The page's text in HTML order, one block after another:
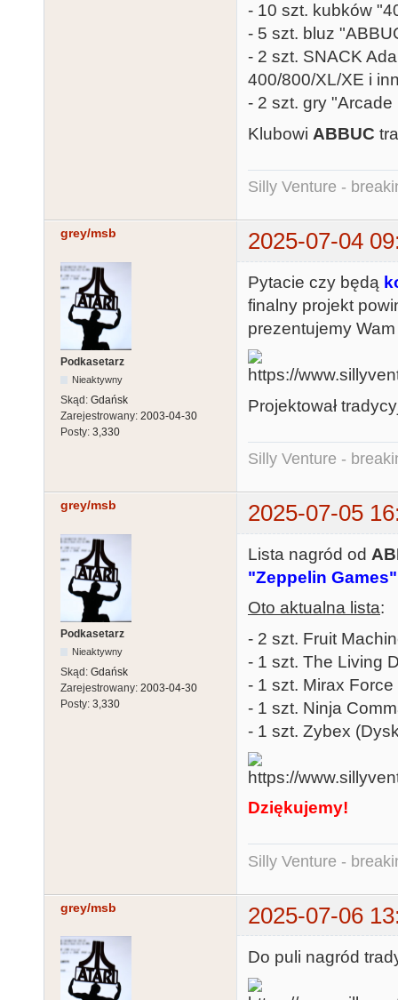
- 10 szt. kubków
- 5 szt. bluz
- 2 szt. SNACK
400/800/XL/XE i
- 2 szt. gry
Klubowi ABBUC
Silly Venture -
grey/msb 2025-07-04
Podkasetarz
Nieaktywny
Skąd: Gdańsk
Zarejestrowany: 2003-04-30
Posty: 3,330
Pytacie czy będą
finalny projekt
prezentujemy
Projektował
Silly Venture -
grey/msb 2025-07-05
Podkasetarz
Nieaktywny
Skąd: Gdańsk
Zarejestrowany: 2003-04-30
Posty: 3,330
Lista nagród od
"Zeppelin
Oto aktualna lista:
- 2 szt. Fruit
- 1 szt. The Living
- 1 szt. Mirax
- 1 szt. Ninja
- 1 szt. Zybex
Dziękujemy!
Silly Venture -
grey/msb 2025-07-06
Do puli nagród